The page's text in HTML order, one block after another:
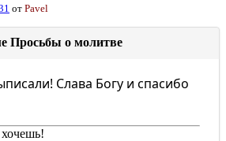
от Pavel
Просьбы о молитве
Слава Богу и спасибо